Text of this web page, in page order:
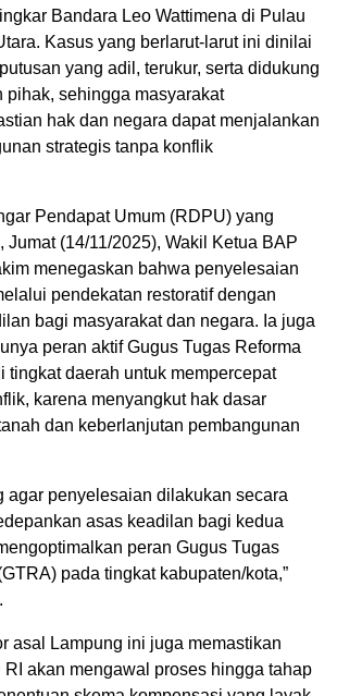
Bandara Leo Wattimena di Pulau
Kasus yang berlarut-larut ini dinilai
yang adil, terukur, serta didukung
pihak, sehingga masyarakat
hak dan negara dapat menjalankan
strategis tanpa konflik
Pendapat Umum (RDPU) yang
Jumat (14/11/2025), Wakil Ketua BAP
menegaskan bahwa penyelesaian
pendekatan restoratif dengan
bagi masyarakat dan negara. Ia juga
peran aktif Gugus Tugas Reforma
tingkat daerah untuk mempercepat
karena menyangkut hak dasar
dan keberlanjutan pembangunan
agar penyelesaian dilakukan secara
asas keadilan bagi kedua
peran Gugus Tugas
pada tingkat kabupaten/kota,”
asal Lampung ini juga memastikan
akan mengawal proses hingga tahap